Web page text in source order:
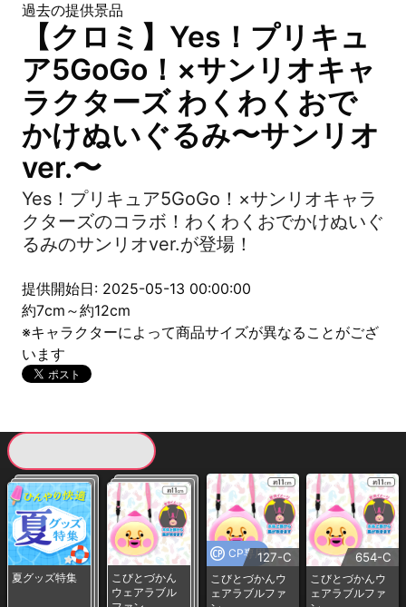
過去の提供景品
【クロミ】Yes！プリキュ
ア5GoGo！×サンリオキャ
ラクターズ わくわくおで
かけぬいぐるみ〜サンリオ
ver.〜
Yes！プリキュア5GoGo！×サンリオキャラ
クターズのコラボ！わくわくおでかけぬいぐ
るみのサンリオver.が登場！
提供開始日: 2025-05-13 00:00:00
約7cm～約12cm
※キャラクターによって商品サイズが異なることがござ
います
夏グッズ特集
こびとづかん
ウェアラブル
CP専用127-C
こびとづかんウ
ェアラブルファ
654-C
こびとづかんウ
ェアラブルファ